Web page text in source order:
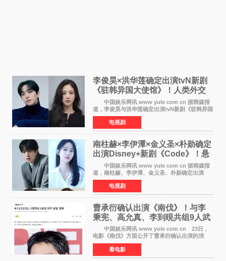
李俊昊×洪华莲确定出演tvN新剧
《驻韩异国大使馆》！人类外交
官与“龙”大使的奇幻
中国娱乐网讯 www yule com cn 据韩媒报
道，李俊昊与洪华莲确定出演tvN新剧《驻韩异国
大使馆》，分别担任男女主角，引发期待。
该剧讲述了一位因管理驻韩异国大使馆（负责管
理居住在大韩
电视剧
南柱赫×李伊潭×金义圣×朴勋确定
出演Disney+新剧《Code》！悬
疑犯罪惊悚明年上线
中国娱乐网讯 www yule com cn 据韩媒报
道，南柱赫、李伊潭、金义圣、朴勋确定出演
Disney+新剧《Code》，该剧预计将于明年播
出，引发高度关注。 本剧改编自同名人气台
剧，讲述了一位往来
电视剧
曹承衍确认出演《南伐》！与李
秉宪、高允真、李到晛共组9人武
士团
中国娱乐网讯 www yule com cn 23日，
电影《南伐》方面公开了曹承衍确认出演的消
息。通过歌手活动展现出独特色彩的曹承衍将在
片中饰演拥有出色弓箭技术的弓箭手，他将在这
一历史动作大片中展
看电影